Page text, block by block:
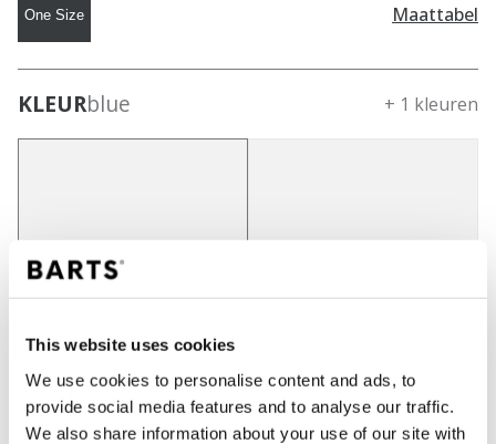
This website uses cookies
We use cookies to personalise content and ads, to
provide social media features and to analyse our traffic.
We also share information about your use of our site with
One Size Maattabel
KLEURblue + 1 kleuren